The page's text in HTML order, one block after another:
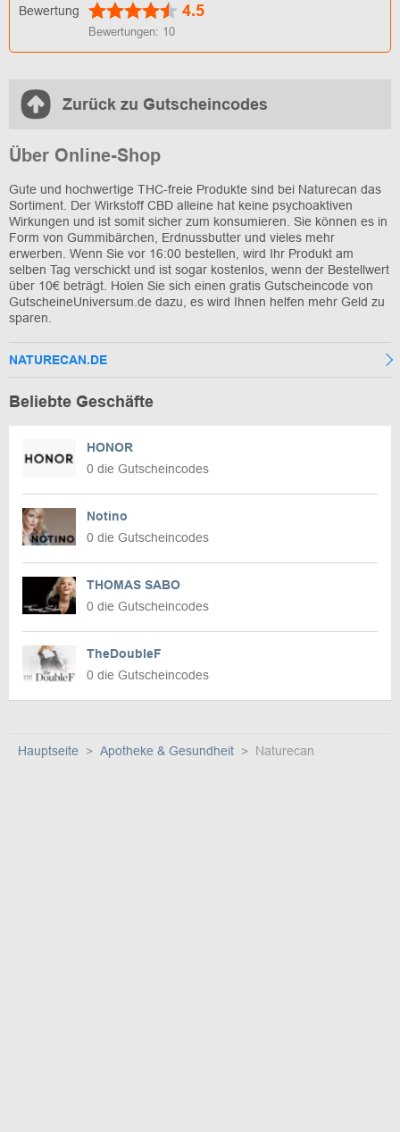
Bewertung 4.5
Bewertungen: 10
Zurück zu Gutscheincodes
Über Online-Shop
Gute und hochwertige THC-freie Produkte sind bei Naturecan das
Sortiment. Der Wirkstoff CBD alleine hat keine psychoaktiven
Wirkungen und ist somit sicher zum konsumieren. Sie können es in
Form von Gummibärchen, Erdnussbutter und vieles mehr
erwerben. Wenn Sie vor 16:00 bestellen, wird Ihr Produkt am
selben Tag verschickt und ist sogar kostenlos, wenn der Bestellwert
über 10€ beträgt. Holen Sie sich einen gratis Gutscheincode von
GutscheineUniversum.de dazu, es wird Ihnen helfen mehr Geld zu
sparen.
NATURECAN.DE
Beliebte Geschäfte
HONOR
0 die Gutscheincodes
Notino
0 die Gutscheincodes
THOMAS SABO
0 die Gutscheincodes
TheDoubleF
0 die Gutscheincodes
Hauptseite Apotheke & Gesundheit Naturecan